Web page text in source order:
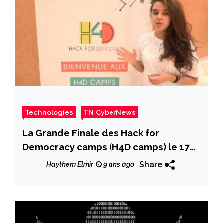
Technologies TN CyberNews
La Grande Finale des Hack for
Democracy camps (H4D camps) le 17
septembre: Les projets finalistes
Haythem Elmir 9 ans ago Share